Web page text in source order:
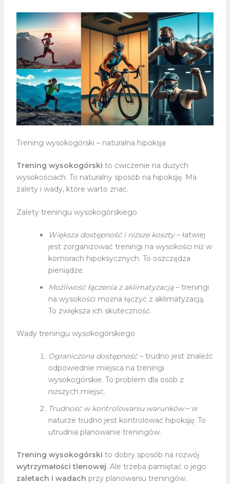
Trening wysokogórski – naturalna hipoksja
Trening wysokogórski to ćwiczenie na dużych
wysokościach. To naturalny sposób na hipoksję. Ma
zalety i wady, które warto znać.
Zalety treningu wysokogórskiego
Większa dostępność i niższe koszty– łatwiej
jest zorganizować treningi na wysokości niż w
komorach hipoksycznych. To oszczędza
pieniądze.
Możliwość łączenia z aklimatyzacją– treningi
na wysokości można łączyć z aklimatyzacją.
To zwiększa ich skuteczność.
Wady treningu wysokogórskiego
Ograniczona dostępność– trudno jest znaleźć
odpowiednie miejsca na treningi
wysokogórskie. To problem dla osób z
niższych miejsc.
Trudność w kontrolowaniu warunków– w
naturze trudno jest kontrolować hipoksję. To
utrudnia planowanie treningów.
Trening wysokogórski to dobry sposób na rozwój
wytrzymałości tlenowej. Ale trzeba pamiętać o jego
zaletach i wadach przy planowaniu treningów.